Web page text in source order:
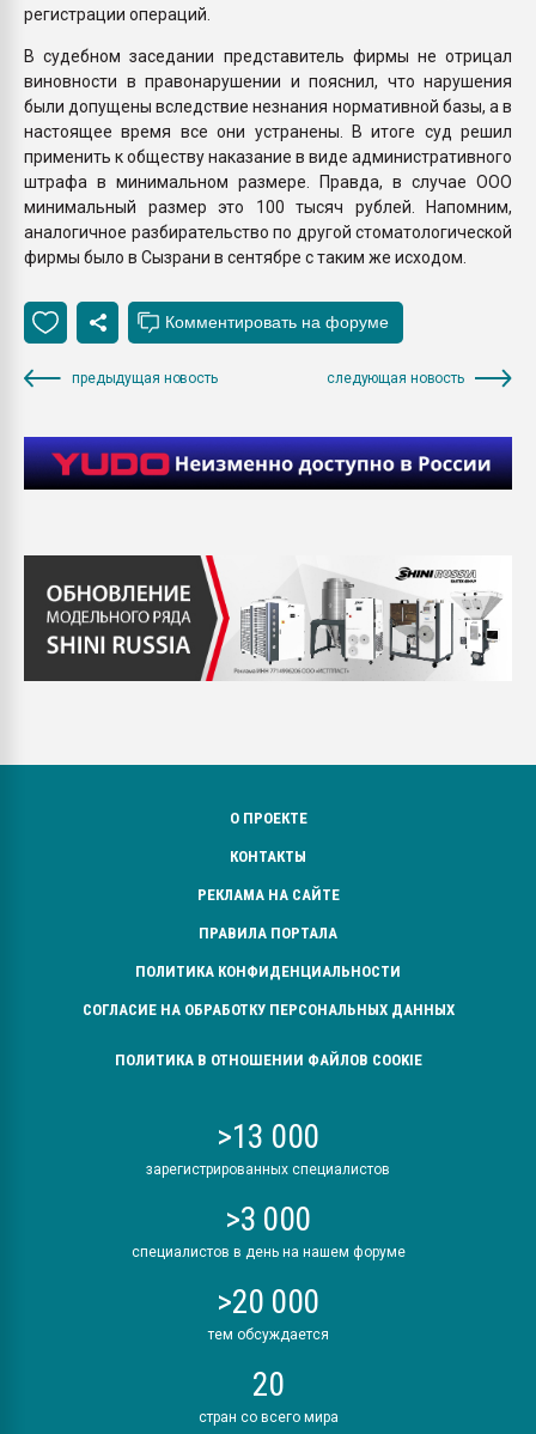
регистрации операций.
В судебном заседании представитель фирмы не отрицал
виновности в правонарушении и пояснил, что нарушения
были допущены вследствие незнания нормативной базы, а в
настоящее время все они устранены. В итоге суд решил
применить к обществу наказание в виде административного
штрафа в минимальном размере. Правда, в случае ООО
минимальный размер это 100 тысяч рублей. Напомним,
аналогичное разбирательство по другой стоматологической
фирмы было в Сызрани в сентябре с таким же исходом.
предыдущая новость следующая новость
О ПРОЕКТЕ
КОНТАКТЫ
РЕКЛАМА НА САЙТЕ
ПРАВИЛА ПОРТАЛА
ПОЛИТИКА КОНФИДЕНЦИАЛЬНОСТИ
СОГЛАСИЕ НА ОБРАБОТКУ ПЕРСОНАЛЬНЫХ ДАННЫХ
ПОЛИТИКА В ОТНОШЕНИИ ФАЙЛОВ COOKIE
>13 000
зарегистрированных специалистов
>3 000
специалистов в день на нашем форуме
>20 000
тем обсуждается
20
стран со всего мира